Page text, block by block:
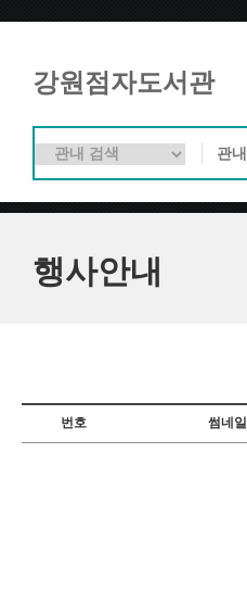
강원점자도서관
행사안내
번호 썸네일